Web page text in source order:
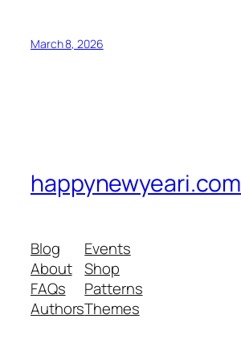
March 8, 2026
happynewyeari.com
Blog
About
FAQs
Authors
Events
Shop
Patterns
Themes